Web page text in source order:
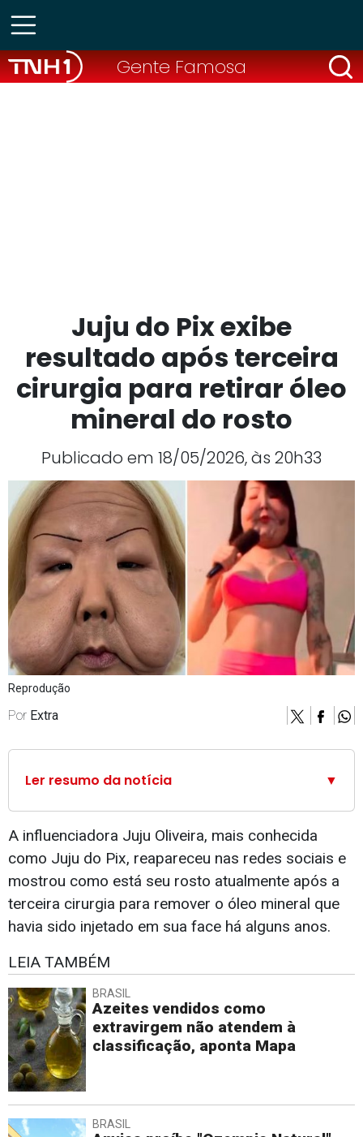
Gente Famosa
Juju do Pix exibe
resultado após terceira
cirurgia para retirar óleo
mineral do rosto
Publicado em 18/05/2026, às 20h33
Reprodução
Por Extra
Ler resumo da notícia ▼
A influenciadora Juju Oliveira, mais conhecida
como Juju do Pix, reapareceu nas redes sociais e
mostrou como está seu rosto atualmente após a
terceira cirurgia para remover o óleo mineral que
havia sido injetado em sua face há alguns anos.
LEIA TAMBÉM
BRASIL
Azeites vendidos como
extravirgem não atendem à
classificação, aponta Mapa
BRASIL